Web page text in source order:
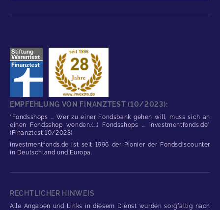
EMPFEHLUNG VON FINANZTEST (10/2023):
"Fondsshops ... Wer zu einer Fondsbank gehen will, muss sich an
einen Fondsshop wenden.(...) Fondsshops ... investmentfonds.de"
(Finanztest 10/2023)
investmentfonds.de ist seit 1996 der Pionier der Fondsdiscounter
in Deutschland und Europa.
RECHTLICHER HINWEIS
Alle Angaben und Links in diesem Dienst wurden sorgfältig nach